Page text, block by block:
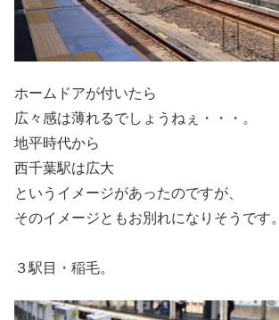
ホームドアが付いたら
広々感は薄れるでしょうねぇ・・・。
地平時代から
西千葉駅は広大
というイメージがあったのですが、
そのイメージともお別れになりそうです。
３駅目・稲毛。